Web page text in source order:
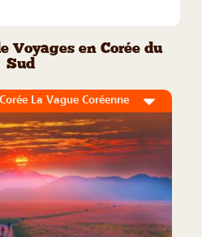
Voyages en Corée du
Sud
La Vague Coréenne